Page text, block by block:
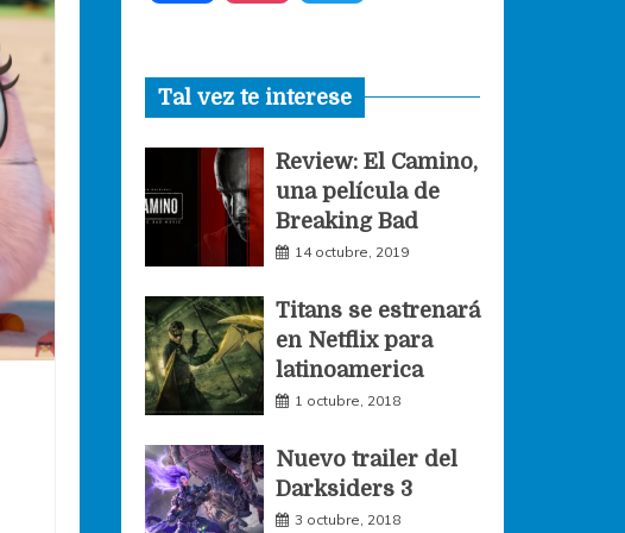
c
e
b
o
o
s
t
a
g
r
m
i
t
t
r
Tal vez te interese
Review: El Camino,
una película de
Breaking Bad
14 octubre, 2019
Titans se estrenará
en Netflix para
latinoamerica
1 octubre, 2018
Nuevo trailer del
Darksiders 3
3 octubre, 2018